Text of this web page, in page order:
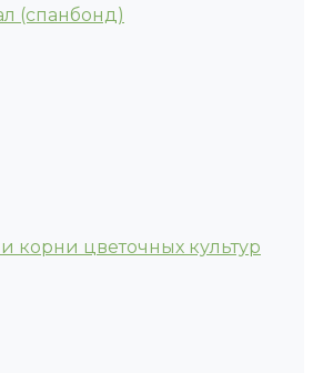
(спанбонд)
корни цветочных культур